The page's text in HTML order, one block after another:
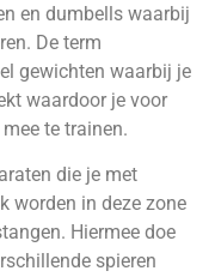
en dumbells waarbij
De term
gewichten waarbij je
waardoor je voor
te trainen.
die je met
worden in deze zone
Hiermee doe
spieren